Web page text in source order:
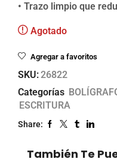
• Trazo limpio que
Agotado
Agregar a favoritos
SKU:26822
Categorías
ESCRITURA
Share:
También Te